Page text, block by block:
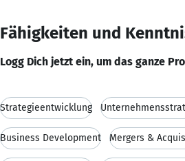
Fähigkeiten und
Logg Dich jetzt ein, um das ganze
Strategieentwicklung
Business Development Mergers &